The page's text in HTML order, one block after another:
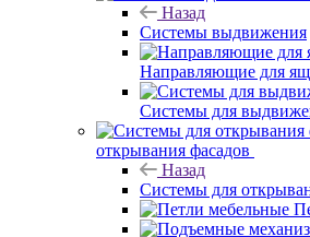
Назад
Системы выдвижения
Направляющие для
Системы для
открывания фасадов
Назад
Системы для